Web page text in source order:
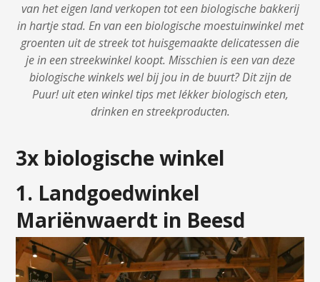
van het eigen land verkopen tot een biologische bakkerij
in hartje stad. En van een biologische moestuinwinkel met
groenten uit de streek tot huisgemaakte delicatessen die
je in een streekwinkel koopt. Misschien is een van deze
biologische winkels wel bij jou in de buurt? Dit zijn de
Puur! uit eten winkel tips met lékker biologisch eten,
drinken en streekproducten.
3x biologische winkel
1. Landgoedwinkel
Mariënwaerdt in Beesd